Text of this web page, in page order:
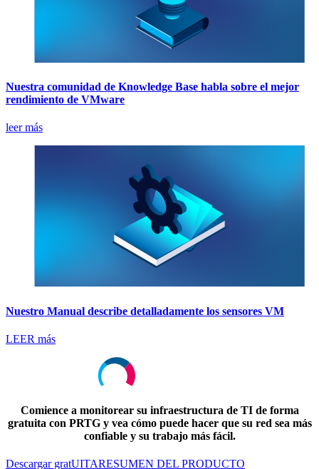
Nuestra comunidad de Knowledge Base habla sobre el mejor
rendimiento de VMware
leer más
Nuestro Manual describe detalladamente los sensores VM
LEER más
Comience a monitorear su infraestructura de TI de forma
gratuita con PRTG y vea cómo puede hacer que su red sea más
confiable y su trabajo más fácil.
Descargar gratUITARESUMEN DEL PRODUCTO